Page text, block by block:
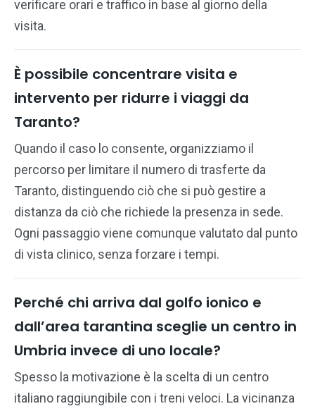
verificare orari e traffico in base al giorno della
visita.
È possibile concentrare visita e
intervento per ridurre i viaggi da
Taranto?
Quando il caso lo consente, organizziamo il
percorso per limitare il numero di trasferte da
Taranto, distinguendo ciò che si può gestire a
distanza da ciò che richiede la presenza in sede.
Ogni passaggio viene comunque valutato dal punto
di vista clinico, senza forzare i tempi.
Perché chi arriva dal golfo ionico e
dall’area tarantina sceglie un centro in
Umbria invece di uno locale?
Spesso la motivazione è la scelta di un centro
italiano raggiungibile con i treni veloci. La vicinanza